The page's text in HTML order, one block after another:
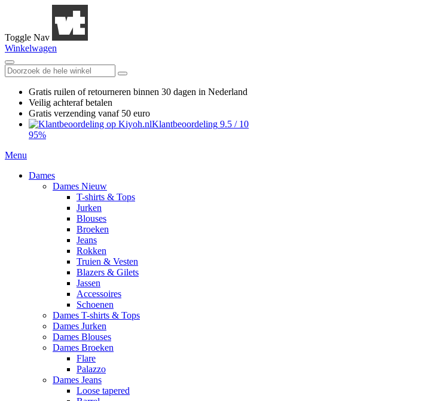
Toggle Nav
Winkelwagen
Gratis ruilen of retourneren binnen 30 dagen in Nederland
Veilig achteraf betalen
Gratis verzending vanaf 50 euro
Klantbeoordeling 9.5 / 10
95%
Menu
Dames
Dames Nieuw
T-shirts & Tops
Jurken
Blouses
Broeken
Jeans
Rokken
Truien & Vesten
Blazers & Gilets
Jassen
Accessoires
Schoenen
Dames T-shirts & Tops
Dames Jurken
Dames Blouses
Dames Broeken
Flare
Palazzo
Dames Jeans
Loose tapered